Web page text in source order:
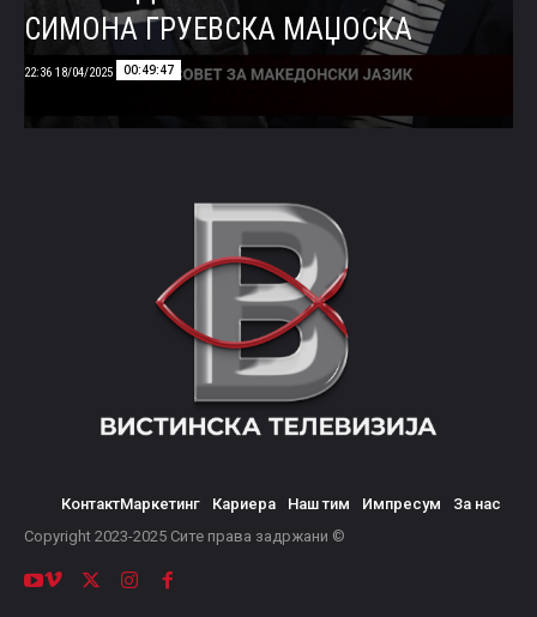
СИМОНА ГРУЕВСКА МАЏОСКА
00:49:47
18/04/2025 22:36
За нас
Импресум
Наш тим
Кариера
Маркетинг
Контакт
© Copyright 2023-2025 Сите права задржани